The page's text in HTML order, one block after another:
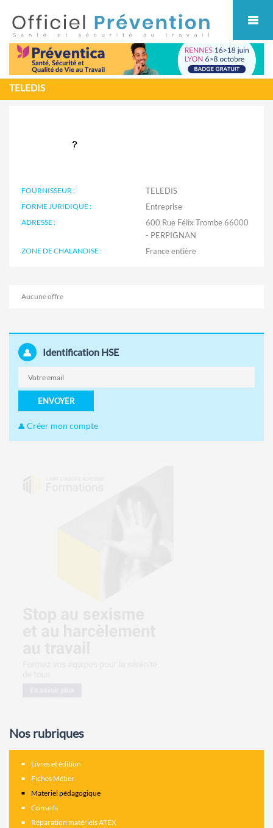
TELEDIS
FOURNISSEUR : TELEDIS
FORME JURIDIQUE : Entreprise
ADRESSE :
600 Rue Félix Trombe 66000
- PERPIGNAN
ZONE DE CHALANDISE :
Aucune offre
Identification HSE
ENVOYER
Créer mon compte
Nos rubriques
Livres et édition
Fiches Métier
Materiel pédagogique
Conseils
Réparation matériels ATEX